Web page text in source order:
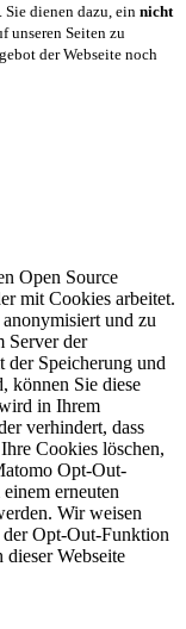
dienen dazu, ein nicht
unseren Seiten zu
der Webseite noch
Open Source
mit Cookies arbeitet.
und zu
Server der
Speicherung und
können Sie diese
in Ihrem
verhindert, dass
Cookies löschen,
Opt-Out-
erneuten
Wir weisen
Opt-Out-Funktion
Webseite